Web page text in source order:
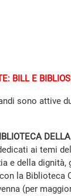
BILL E
sono attive
ai temi
e della dignità,
la Biblioteca
(per